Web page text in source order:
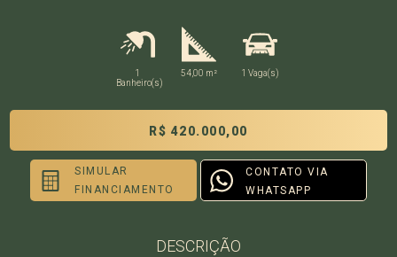
1
Banheiro(s)
54,00 m² 1 Vaga(s)
R$ 420.000,00
SIMULAR
FINANCIAMENTO
CONTATO VIA
WHATSAPP
DESCRIÇÃO